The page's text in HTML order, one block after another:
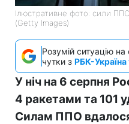
Ілюстративне фото: сили
(Getty Images)
Розумій ситуацію
чутки з РБК-Україна
У ніч на 6 серпня
4 ракетами та 101
Силам ППО